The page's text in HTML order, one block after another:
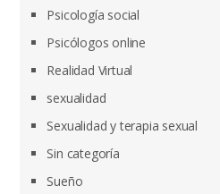
Psicología social
Psicólogos online
Realidad Virtual
sexualidad
Sexualidad y terapia sexual
Sin categoría
Sueño